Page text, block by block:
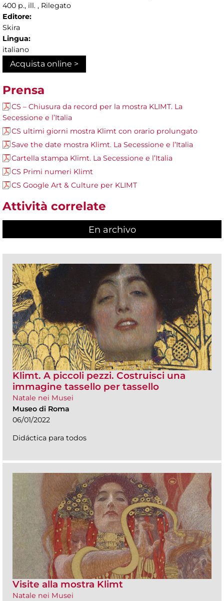
400 p., ill. , Rilegato
Editore:
Skira
Lingua:
italiano
Acquista online >
Prensa
CS – Chiusura da record per la mostra KLIMT. La
Secessione e l’Italia
CS ultimi giorni mostra Klimt con orario prolungato
Save the date mostra Klimt. La Secessione e l’Italia
Cartella stampa Klimt. La Secessione e l’Italia
CS Primi numeri Klimt
CS Google Art & Culture per KLIMT
Attività correlate
En archivo
Klimt. A piccoli pezzi. Costruisci una
immagine tassello per tassello
Natale nei Musei
Museo di Roma
06/01/2022
Didáctica para todos
Visite alla mostra Klimt
Natale nei Musei